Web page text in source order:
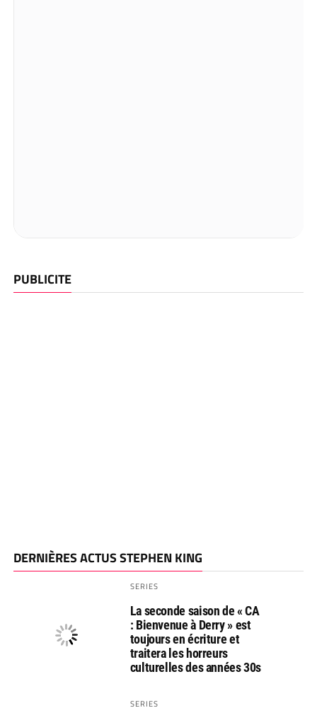
PUBLICITE
DERNIÈRES ACTUS STEPHEN KING
SERIES
La seconde saison de « CA
: Bienvenue à Derry » est
toujours en écriture et
traitera les horreurs
culturelles des années 30s
SERIES